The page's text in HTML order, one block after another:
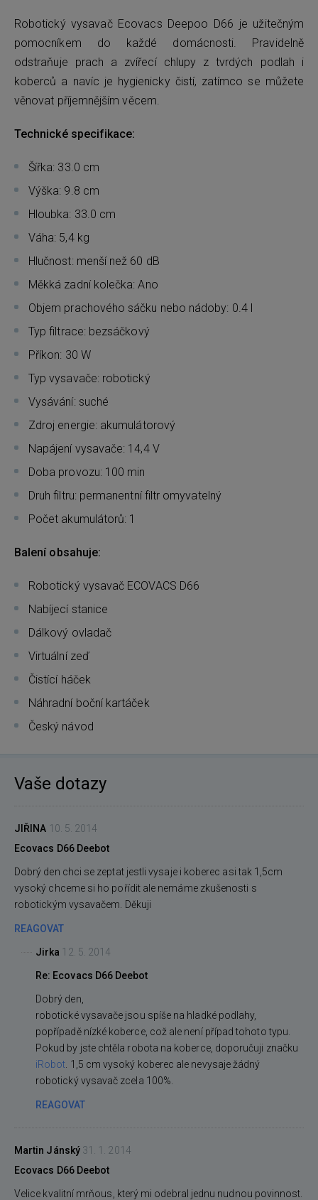
Robotický vysavač Ecovacs Deepoo D66 je užitečným
pomocníkem do každé domácnosti. Pravidelně
odstraňuje prach a zvířecí chlupy z tvrdých podlah i
koberců a navíc je hygienicky čistí, zatímco se můžete
věnovat příjemnějším věcem.
Technické specifikace:
Šířka: 33.0 cm
Výška: 9.8 cm
Hloubka: 33.0 cm
Váha: 5,4 kg
Hlučnost: menší než 60 dB
Měkká zadní kolečka: Ano
Objem prachového sáčku nebo nádoby: 0.4 l
Typ filtrace: bezsáčkový
Příkon: 30 W
Typ vysavače: robotický
Vysávání: suché
Zdroj energie: akumulátorový
Napájení vysavače: 14,4 V
Doba provozu: 100 min
Druh filtru: permanentní filtr omyvatelný
Počet akumulátorů: 1
Balení obsahuje:
Robotický vysavač ECOVACS D66
Nabíjecí stanice
Dálkový ovladač
Virtuální zeď
Čistící háček
Náhradní boční kartáček
Český návod
Vaše dotazy
JIŘINA 10. 5. 2014
Ecovacs D66 Deebot
Dobrý den chci se zeptat jestli vysaje i koberec asi tak 1,5cm
vysoký chceme si ho pořídit ale nemáme zkušenosti s
robotickým vysavačem. Děkuji
REAGOVAT
Jirka 12. 5. 2014
Re: Ecovacs D66 Deebot
Dobrý den,
robotické vysavače jsou spíše na hladké podlahy,
popřípadě nízké koberce, což ale není případ tohoto typu.
Pokud by jste chtěla robota na koberce, doporučuji značku
iRobot . 1,5 cm vysoký koberec ale nevysaje žádný
robotický vysavač zcela 100%.
REAGOVAT
Martin Jánský 31. 1. 2014
Ecovacs D66 Deebot
Velice kvalitní mrňous, který mi odebral jednu nudnou povinnost.